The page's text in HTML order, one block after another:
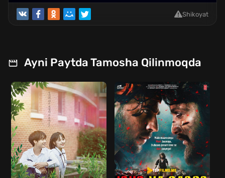
Shikoyat
Ayni Paytda Tamosha Qilinmoqda